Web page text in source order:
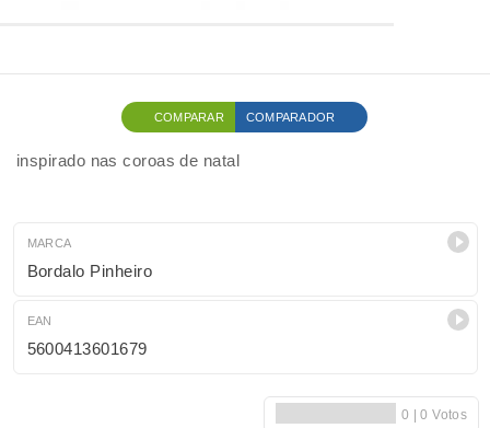
COMPARAR COMPARADOR
inspirado nas coroas de natal
MARCA
Bordalo Pinheiro
EAN
5600413601679